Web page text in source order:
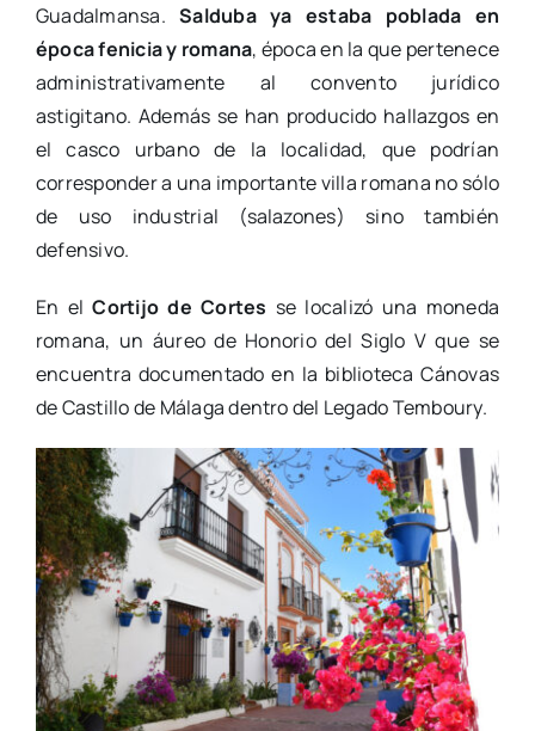
Guadalmansa.Salduba ya estaba poblada en
época fenicia y romana, época en la que pertenece
administrativamente al convento jurídico
astigitano. Además se han producido hallazgos en
el casco urbano de la localidad, que podrían
corresponder a una importante villa romana no sólo
de uso industrial (salazones) sino también
defensivo.
En elCortijo de Cortes se localizó una moneda
romana, un áureo de Honorio del Siglo V que se
encuentra documentado en la biblioteca Cánovas
de Castillo de Málaga dentro del Legado Temboury.